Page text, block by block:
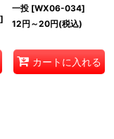
]
一投 [WX06-034]
12円 ～20円(税込)
カートに入れる